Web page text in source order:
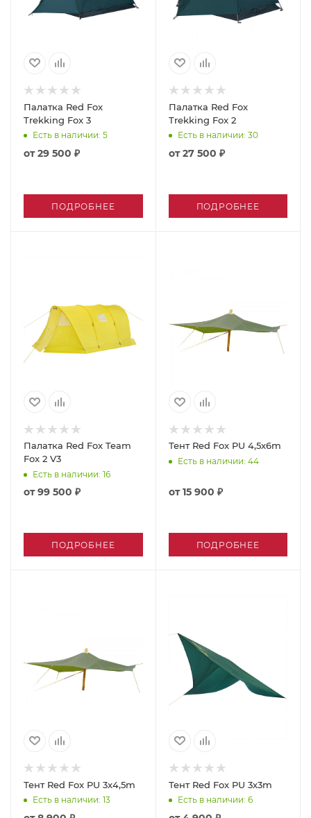
Палатка Red Fox
Trekking Fox 3
Есть в наличии: 5
от29 500 ₽
ПОДРОБНЕЕ
Палатка Red Fox
Trekking Fox 2
Есть в наличии: 30
от27 500 ₽
ПОДРОБНЕЕ
Палатка Red Fox Team
Fox 2 V3
Есть в наличии: 16
от99 500 ₽
ПОДРОБНЕЕ
Тент Red Fox PU 4,5x6m
Есть в наличии: 44
от15 900 ₽
ПОДРОБНЕЕ
Тент Red Fox PU 3x4,5m
Есть в наличии: 13
Тент Red Fox PU 3x3m
Есть в наличии: 6